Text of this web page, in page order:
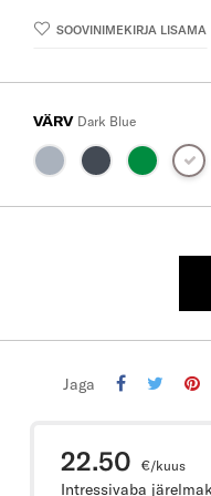
SOOVINIMEKIRJA LISAMA
VÄRV Dark Blue
Jaga